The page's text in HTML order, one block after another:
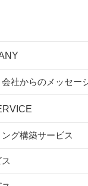
会社からのメッセー
グ構築サービス